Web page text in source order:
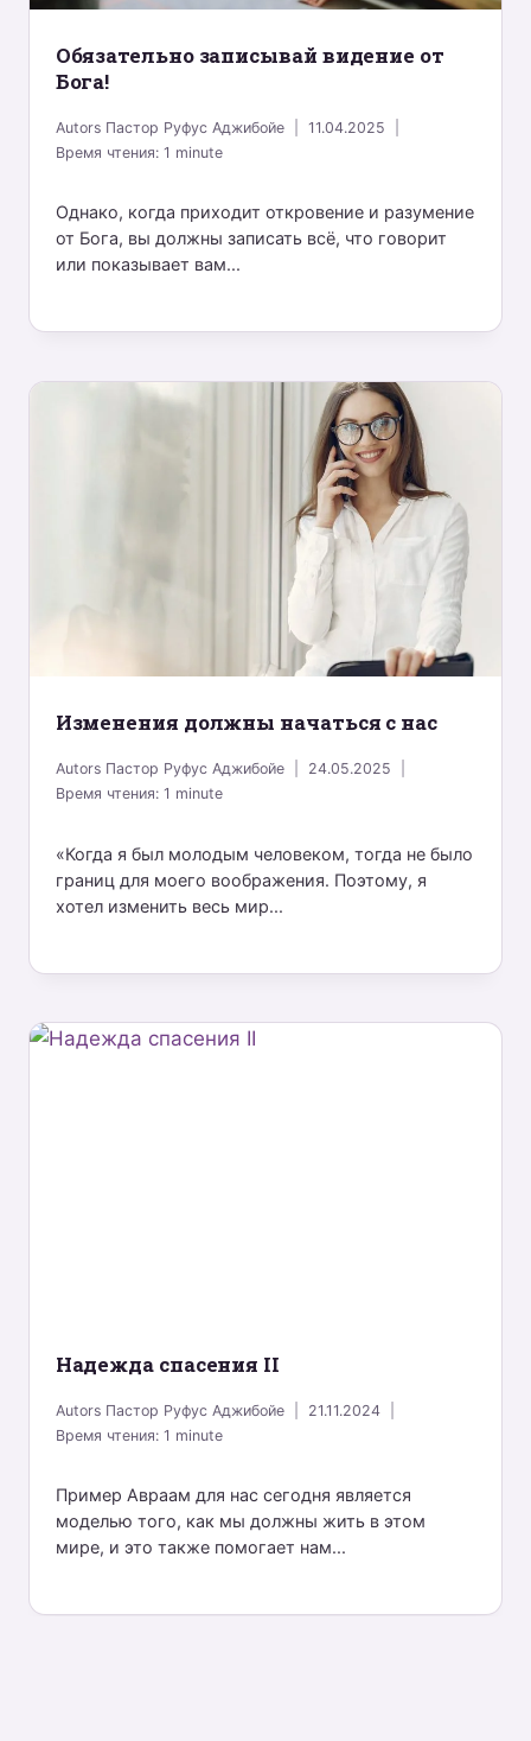
Обязательно записывай видение от
Бога!
Autors Пастор Руфус Аджибойе
11.04.2025
Время чтения:1 minute
Однако, когда приходит откровение и разумение
от Бога, вы должны записать всё, что говорит
или показывает вам...
Изменения должны начаться с нас
Autors Пастор Руфус Аджибойе
24.05.2025
Время чтения:1 minute
«Когда я был молодым человеком, тогда не было
границ для моего воображения. Поэтому, я
хотел изменить весь мир...
Надежда спасения II
Autors Пастор Руфус Аджибойе
21.11.2024
Время чтения:1 minute
Пример Авраам для нас сегодня является
моделью того, как мы должны жить в этом
мире, и это также помогает нам...